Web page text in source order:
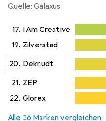
Quelle: Galaxus
17. I Am Creative
19. Zilverstad
20. Deknudt
21. ZEP
22. Glorex
Alle 36 Marken vergleichen